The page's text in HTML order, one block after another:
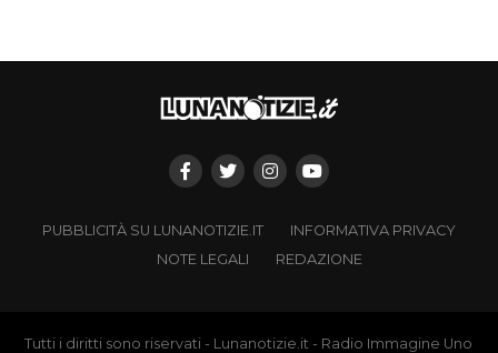
PUBBLICITÀ SU LUNANOTIZIE.IT
INFORMATIVA PRIVACY
NOTE LEGALI
REDAZIONE
Tutti i diritti sono riservati - Lunanotizie.it - Radio Immagine Uno